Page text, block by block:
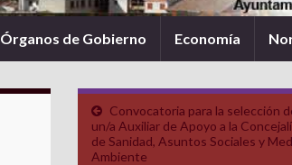
Órganos de Gobierno Economía
Convocatoria para la selección
un/a Auxiliar de Apoyo a la
de Sanidad, Asuntos Sociales y
Ambiente